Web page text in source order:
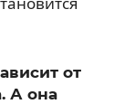
от
А она